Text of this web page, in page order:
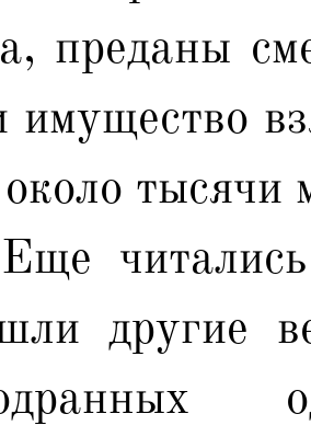
преданы
имущество
тысячи
другие